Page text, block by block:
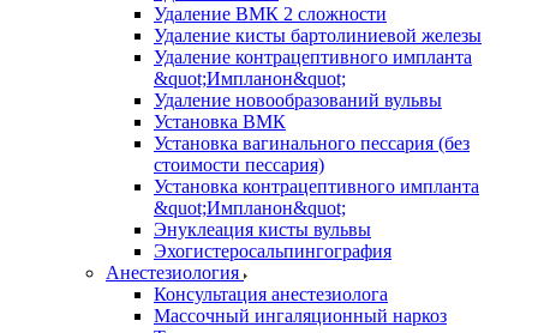
Удаление ВМК 2 сложности
Удаление кисты бартолиниевой железы
Удаление контрацептивного импланта
&quot;Импланон&quot;
Удаление новообразований вульвы
Установка ВМК
Установка вагинального пессария (без
стоимости пессария)
Установка контрацептивного импланта
&quot;Импланон&quot;
Энуклеация кисты вульвы
Эхогистеросальпингография
Анестезиология
Консультация анестезиолога
Массочный ингаляционный наркоз